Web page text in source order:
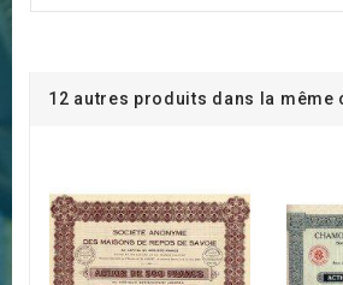
12 autres produits dans la même